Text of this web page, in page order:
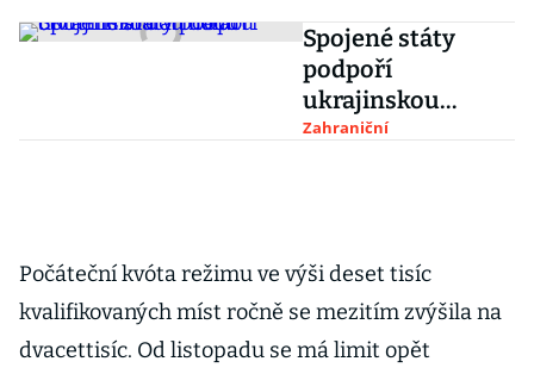
Spojené státy
podpoří
ukrajinskou
armádu
Zahraniční
Počáteční kvóta režimu ve výši deset tisíc
kvalifikovaných míst ročně se mezitím zvýšila na
dvacettisíc. Od listopadu se má limit opět